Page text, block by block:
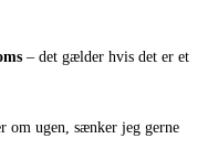
– det gælder hvis det er et
om ugen, sænker jeg gerne